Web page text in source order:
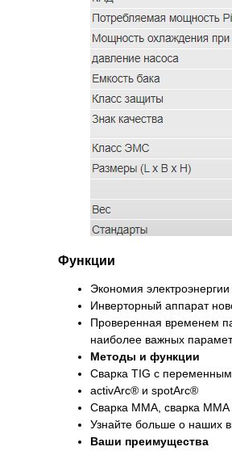
Функции
Экономия
Инверторный аппарат
Проверенная временем
наиболее важных
Методы и функции
Сварка TIG с переменным
activArc® и spotArc®
Сварка MMA, сварка ММА
Узнайте больше о наших
Ваши преимущества